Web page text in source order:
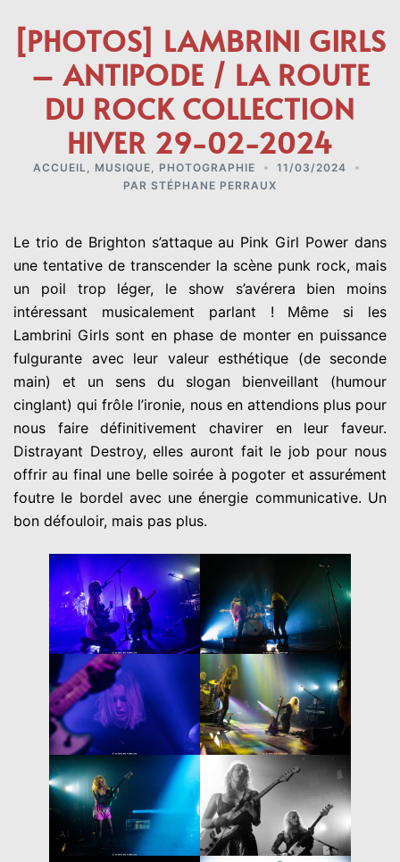
[PHOTOS] LAMBRINI GIRLS
– ANTIPODE / LA ROUTE
DU ROCK COLLECTION
HIVER 29-02-2024
ACCUEIL MUSIQUE PHOTOGRAPHIE
11/03/2024
PAR STÉPHANE PERRAUX
Le trio de Brighton s’attaque au Pink Girl Power dans
une tentative de transcender la scène punk rock, mais
un poil trop léger, le show s’avérera bien moins
intéressant musicalement parlant ! Même si les
Lambrini Girls sont en phase de monter en puissance
fulgurante avec leur valeur esthétique (de seconde
main) et un sens du slogan bienveillant (humour
cinglant) qui frôle l’ironie, nous en attendions plus pour
nous faire définitivement chavirer en leur faveur.
Distrayant Destroy, elles auront fait le job pour nous
offrir au final une belle soirée à pogoter et assurément
foutre le bordel avec une énergie communicative. Un
bon défouloir, mais pas plus.